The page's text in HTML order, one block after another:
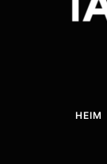
HEIM